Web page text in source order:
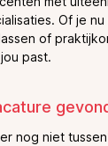
Of je
of
past.
nog niet